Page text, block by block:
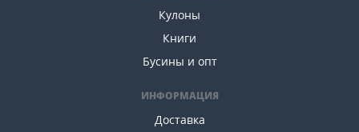
Кулоны
Книги
Бусины и опт
ИНФОРМАЦИЯ
Доставка